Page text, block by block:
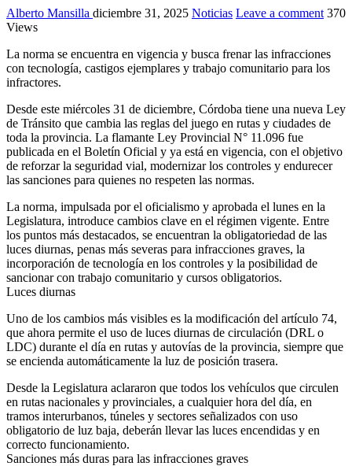
Alberto Mansilla diciembre 31, 2025 Noticias Leave a comment 370
Views
La norma se encuentra en vigencia y busca frenar las infracciones
con tecnología, castigos ejemplares y trabajo comunitario para los
infractores.
Desde este miércoles 31 de diciembre, Córdoba tiene una nueva Ley
de Tránsito que cambia las reglas del juego en rutas y ciudades de
toda la provincia. La flamante Ley Provincial N° 11.096 fue
publicada en el Boletín Oficial y ya está en vigencia, con el objetivo
de reforzar la seguridad vial, modernizar los controles y endurecer
las sanciones para quienes no respeten las normas.
La norma, impulsada por el oficialismo y aprobada el lunes en la
Legislatura, introduce cambios clave en el régimen vigente. Entre
los puntos más destacados, se encuentran la obligatoriedad de las
luces diurnas, penas más severas para infracciones graves, la
incorporación de tecnología en los controles y la posibilidad de
sancionar con trabajo comunitario y cursos obligatorios.
Luces diurnas
Uno de los cambios más visibles es la modificación del artículo 74,
que ahora permite el uso de luces diurnas de circulación (DRL o
LDC) durante el día en rutas y autovías de la provincia, siempre que
se encienda automáticamente la luz de posición trasera.
Desde la Legislatura aclararon que todos los vehículos que circulen
en rutas nacionales y provinciales, a cualquier hora del día, en
tramos interurbanos, túneles y sectores señalizados con uso
obligatorio de luz baja, deberán llevar las luces encendidas y en
correcto funcionamiento.
Sanciones más duras para las infracciones graves